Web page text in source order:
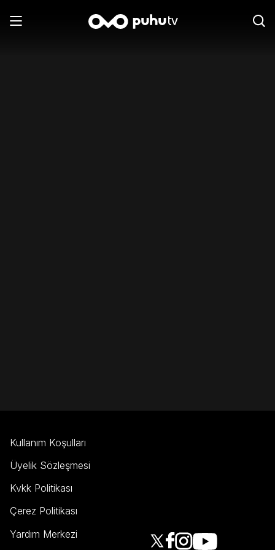
Kullanım Koşulları
Üyelik Sözleşmesi
Kvkk Politikası
Çerez Politikası
Yardım Merkezi